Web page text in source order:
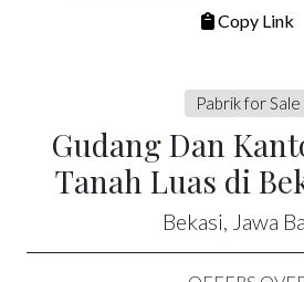
Copy Link
Pabrik for Sale
Gudang Dan
Tanah Luas di
Bekasi, Jawa